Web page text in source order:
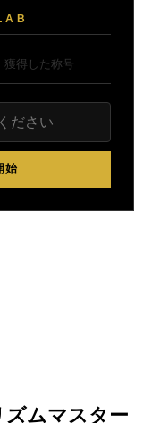
獲得した称号
始
ズムマスター